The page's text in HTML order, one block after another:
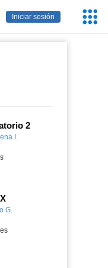
Iniciar sesión
2
I.
G.